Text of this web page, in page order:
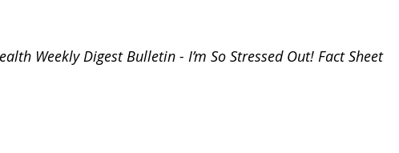
Weekly Digest Bulletin - I’m So Stressed Out! Fact Sheet